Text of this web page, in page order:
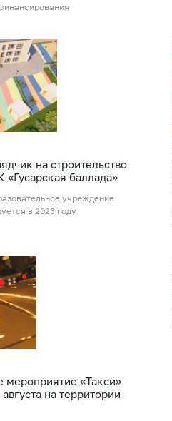
на строительство
«Гусарская баллада»
учреждение
в 2023 году
мероприятие «Такси»
на территории